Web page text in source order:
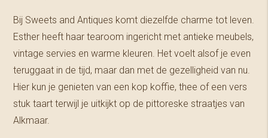
Bij Sweets and Antiques komt diezelfde charme tot leven.
Esther heeft haar tearoom ingericht met antieke meubels,
vintage servies en warme kleuren. Het voelt alsof je even
teruggaat in de tijd, maar dan met de gezelligheid van nu.
Hier kun je genieten van een kop koffie, thee of een vers
stuk taart terwijl je uitkijkt op de pittoreske straatjes van
Alkmaar.